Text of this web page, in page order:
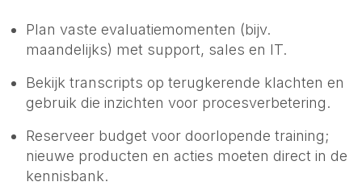
Plan vaste evaluatiemomenten (bijv.
maandelijks) met support, sales en IT.
Bekijk transcripts op terugkerende klachten en
gebruik die inzichten voor procesverbetering.
Reserveer budget voor doorlopende training;
nieuwe producten en acties moeten direct in de
kennisbank.